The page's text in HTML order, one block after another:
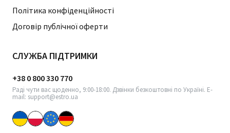
Політика конфіденційності
Договір публічної оферти
СЛУЖБА ПІДТРИМКИ
+38 0 800 330 770
Раді чути вас щоденно, 9:00-18:00. Дзвінки безкоштовні по Україні. E-
mail: support@estro.ua